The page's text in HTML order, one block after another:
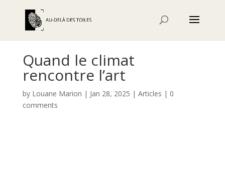
Quand le climat
rencontre l’art
by Louane Marion | Jan 28, 2025 | Articles | 0
comments